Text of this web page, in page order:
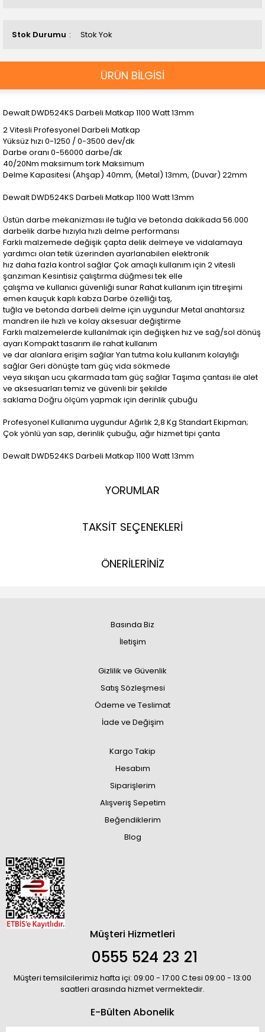
Stok Durumu Stok Yok
ÜRÜN BİLGİSİ
Dewalt DWD524KS Darbeli Matkap 1100 Watt 13mm
2 Vitesli Profesyonel Darbeli Matkap
Yüksüz hızı 0-1250 / 0-3500 dev/dk
Darbe oranı 0-56000 darbe/dk
40/20Nm maksimum tork Maksimum
Delme Kapasitesi (Ahşap) 40mm, (Metal) 13mm, (Duvar) 22mm
Dewalt DWD524KS Darbeli Matkap 1100 Watt 13mm
Üstün darbe mekanizması ile tuğla ve betonda dakikada 56.000
darbelik darbe hızıyla hızlı delme performansı
Farklı malzemede değişik çapta delik delmeye ve vidalamaya
yardımcı olan tetik üzerinden ayarlanabilen elektronik
hız daha fazla kontrol sağlar Çok amaçlı kullanım için 2 vitesli
şanzıman Kesintisiz çalıştırma düğmesi tek elle
çalışma ve kullanıcı güvenliği sunar Rahat kullanım için titreşimi
emen kauçuk kaplı kabza Darbe özelliği taş,
tuğla ve betonda darbeli delme için uygundur Metal anahtarsız
mandren ile hızlı ve kolay aksesuar değiştirme
Farklı malzemelerde kullanılmak için değişken hız ve sağ/sol dönüş
ayarı Kompakt tasarım ile rahat kullanım
ve dar alanlara erişim sağlar Yan tutma kolu kullanım kolaylığı
sağlar Geri dönüşte tam güç vida sökmede
veya sıkışan ucu çıkarmada tam güç sağlar Taşıma çantası ile alet
ve aksesuarları temiz ve güvenli bir şekilde
saklama Doğru ölçüm yapmak için derinlik çubuğu
Profesyonel Kullanıma uygundur Ağırlık 2,8 Kg Standart Ekipman;
Çok yönlü yan sap, derinlik çubuğu, ağır hizmet tipi çanta
Dewalt DWD524KS Darbeli Matkap 1100 Watt 13mm
YORUMLAR
TAKSİT SEÇENEKLERİ
ÖNERİLERİNİZ
Basında Biz
İletişim
Gizlilik ve Güvenlik
Satış Sözleşmesi
Ödeme ve Teslimat
İade ve Değişim
Kargo Takip
Hesabım
Siparişlerim
Alışveriş Sepetim
Beğendiklerim
Blog
Müşteri Hizmetleri
0555 524 23 21
Müşteri temsilcilerimiz hafta içi: 09:00 - 17:00 C.tesi 09:00 - 13:00
saatleri arasında hizmet vermektedir.
E-Bülten Abonelik